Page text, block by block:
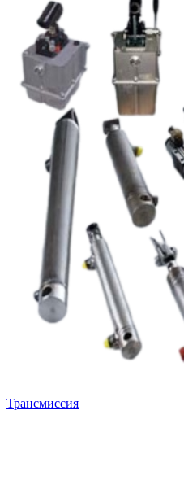
Трансмиссия